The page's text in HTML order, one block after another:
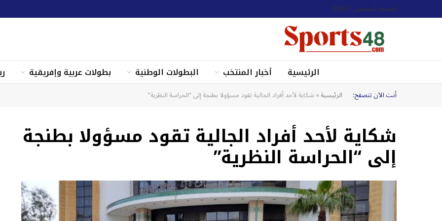
الجمعة, أغسطس 7, 2026
الرئيسية أخبار المنتخب البطولات الوطنية بطولات عربية وإفريقية
أنت الآن تتصفح: الرئيسية»شكاية لأحد أفراد الجالية تقود مسؤولا بطنجة إلى “الحراسة النظرية”
شكاية لأحد أفراد الجالية تقود مسؤولا بطنجة
إلى “الحراسة النظرية”